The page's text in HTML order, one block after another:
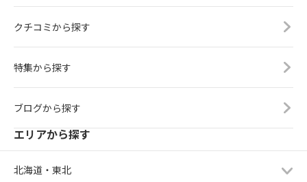
クチコミから探す
特集から探す
ブログから探す
エリアから探す
北海道・東北